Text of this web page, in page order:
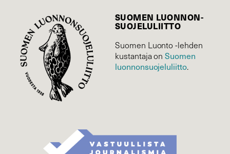
SUOMEN LUONNON­
SUOJELU­LIITTO
Suomen Luonto -lehden
kustantaja onSuomen
luonnonsuojelu­liitto.